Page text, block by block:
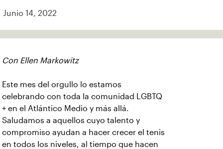
Junio 14, 2022
Con Ellen Markowitz
Este mes del orgullo lo estamos
celebrando con toda la comunidad LGBTQ
+ en el Atlántico Medio y más allá.
Saludamos a aquellos cuyo talento y
compromiso ayudan a hacer crecer el tenis
en todos los niveles, al tiempo que hacen